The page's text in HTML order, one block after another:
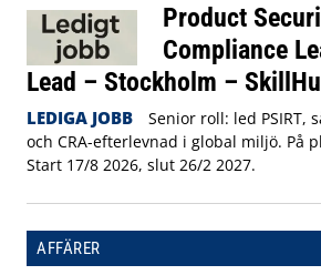
Product
Compliance
Lead – Stockholm –
LEDIGA JOBB
Senior roll: led PSIRT,
och CRA-efterlevnad i global miljö. På
Start 17/8 2026, slut 26/2 2027.
AFFÄRER